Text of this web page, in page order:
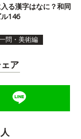
入る漢字はなに？和同
146
問・美術編
ア